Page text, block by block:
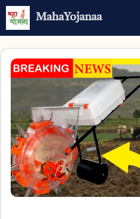
Skip
MahaYojanaa